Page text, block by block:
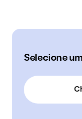
Selecione